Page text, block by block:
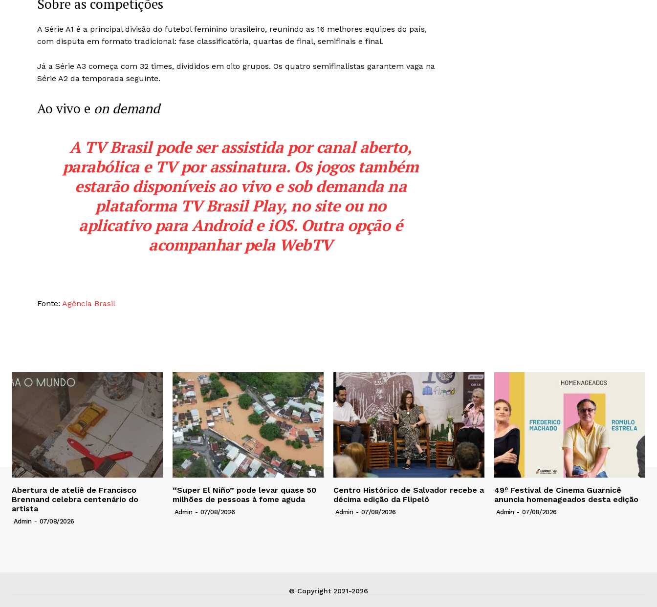
Sobre as competições
A Série A1 é a principal divisão do futebol feminino brasileiro, reunindo as 16 melhores equipes do país,
com disputa em formato tradicional: fase classificatória, quartas de final, semifinais e final.
Já a Série A3 começa com 32 times, divididos em oito grupos. Os quatro semifinalistas garantem vaga na
Série A2 da temporada seguinte.
Ao vivo e on demand
A TV Brasilpode ser assistida por canal aberto,
parabólica e TV por assinatura. Os jogos também
estarão disponíveis ao vivo e sob demanda na
plataforma TV Brasil Play, nositeou no
aplicativo paraAndroideiOS. Outra opção é
acompanhar pela WebTV
Fonte: Agência Brasil
Abertura de ateliê de Francisco
Brennand celebra centenário do
artista
Admin - 07/08/2026
“Super El Niño” pode levar quase 50
milhões de pessoas à fome aguda
Admin - 07/08/2026
Centro Histórico de Salvador recebe a
décima edição da Flipelô
Admin - 07/08/2026
49º Festival de Cinema Guarnicê
anuncia homenageados desta edição
Admin - 07/08/2026
© Copyright 2021-2026